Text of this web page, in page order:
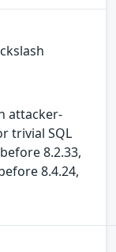
attacker-
trivial SQL
8.2.33,
8.4.24,